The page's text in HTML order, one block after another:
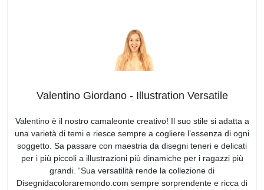
Valentino Giordano - Illustration Versatile
Valentino è il nostro camaleonte creativo! Il suo stile si adatta a
una varietà di temi e riesce sempre a cogliere l’essenza di ogni
soggetto. Sa passare con maestria da disegni teneri e delicati
per i più piccoli a illustrazioni più dinamiche per i ragazzi più
grandi. “Sua versatilità rende la collezione di
Disegnidacoloraremondo.com sempre sorprendente e ricca di